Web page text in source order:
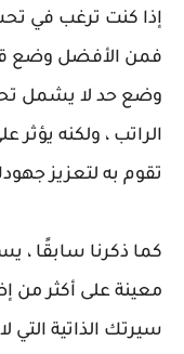
إذا كنت ترغب في
فمن الأفضل وضع
وضع حد لا يشمل
الراتب ، ولكنه
تقوم به لتعزيز
كما ذكرنا سابقًا ،
معينة على أكثر من
سيرتك الذاتية التي